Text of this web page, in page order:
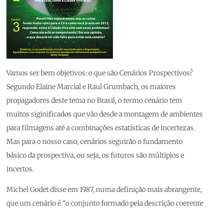
Vamos ser bem objetivos: o que são Cenários Prospectivos?
Segundo Elaine Marcial e Raul Grumbach, os maiores
propagadores deste tema no Brasil, o termo cenário tem
muitos siginificados que vão desde a montagem de ambientes
para filmagens até a combinações estatísticas de incertezas.
Mas para o nosso caso, cenários seguirão o fundamento
básico da prospectiva, ou seja, os futuros são múltiplos e
incertos.
Michel Godet disse em 1987, numa definição mais abrangente,
que um cenário é “o conjunto formado pela descrição coerente